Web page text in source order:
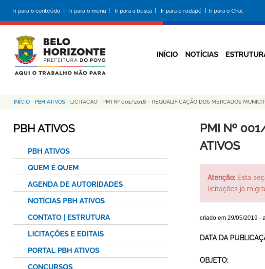
conteúdo
principal
Ir para o conteúdo | Ir para o menu | Ir para a busca | Ir para o rodapé | Ir para o Chat
INÍCIO NOTÍCIAS
Trilha
de
INÍCIO - PBH ATIVOS - LICITACAO - PMI Nº 001/2018 – REQUALIFICAÇÃO DOS MERCADOS
PMI Nº
ATIVOS
Atenção:Esta
licitações já
criado em 29/05/2019-
DATA DA
OBJETO:
PBH ATIVOS
PBH ATIVOS
QUEM É QUEM
AGENDA DE AUTORIDADES
NOTÍCIAS PBH ATIVOS
CONTATO | ESTRUTURA
LICITAÇÕES E EDITAIS
PORTAL PBH ATIVOS